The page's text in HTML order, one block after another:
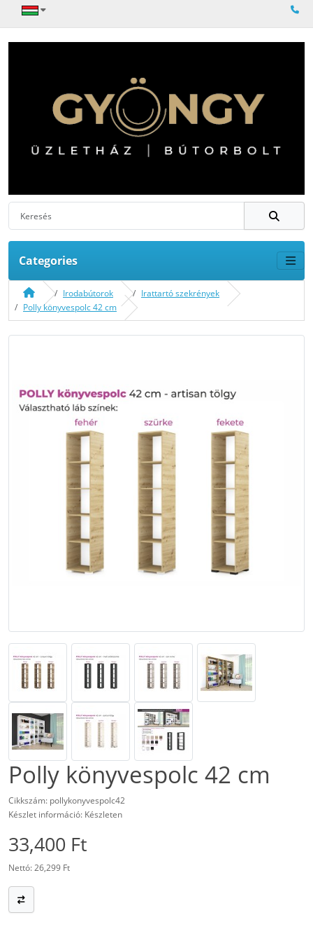
Categories
Irodabútorok
Irattartó szekrények
Polly könyvespolc 42 cm
Polly könyvespolc 42 cm
Cikkszám: pollykonyvespolc42
Készlet információ: Készleten
33,400 Ft
Nettó: 26,299 Ft